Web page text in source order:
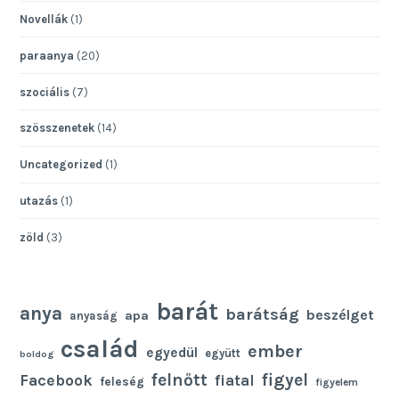
Novellák (1)
paraanya (20)
szociális (7)
szösszenetek (14)
Uncategorized (1)
utazás (1)
zöld (3)
anya anyaság apa barát barátság beszélget
boldog család egyedül együtt ember
Facebook feleség felnőtt fiatal figyel figyelem